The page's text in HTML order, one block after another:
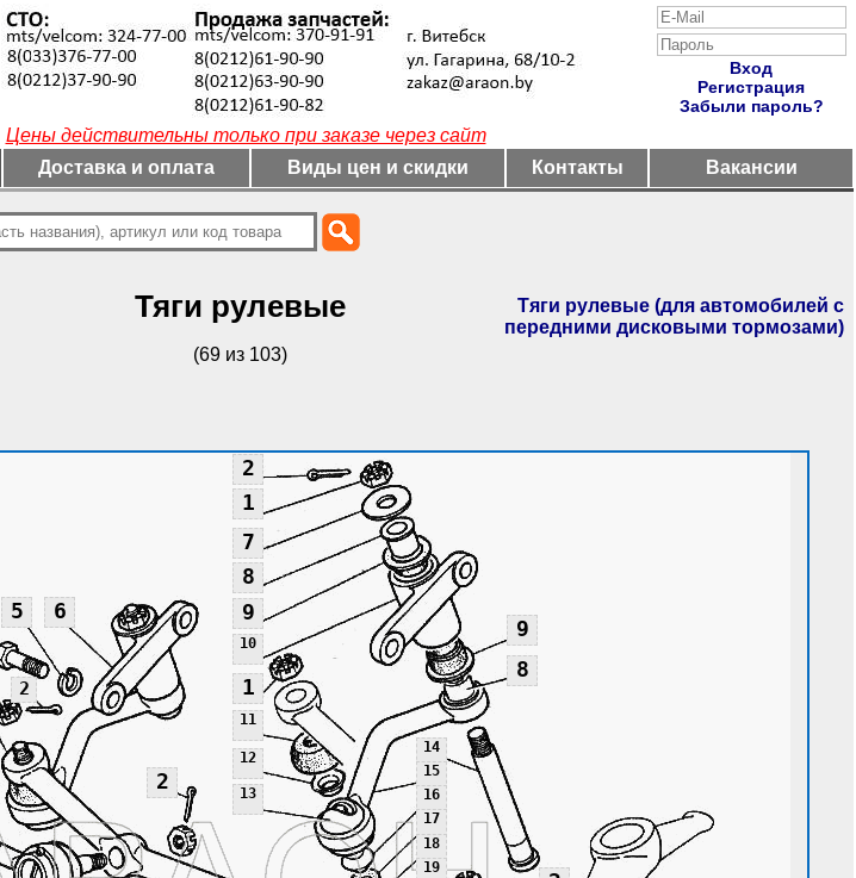
Вход
Регистрация
Забыли пароль?
Цены действительны только при заказе через сайт
Доставка и оплата Виды цен и скидки Контакты Вакансии
Тяги рулевые
(69 из 103)
Тяги рулевые (для автомобилей с
передними дисковыми тормозами)
1
1
2
2
2
5 6
7
8
8
9
9
10
11
12
13
14
15
16
17
18
19